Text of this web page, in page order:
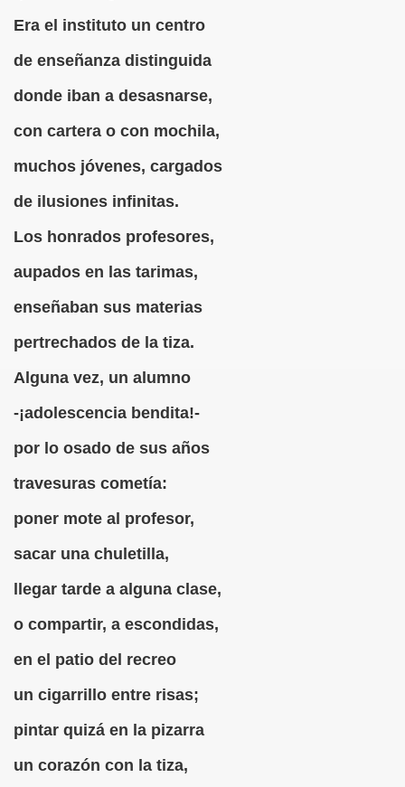
Era el instituto un centro
de enseñanza distinguida
donde iban a desasnarse,
con cartera o con mochila,
muchos jóvenes, cargados
de ilusiones infinitas.
Los honrados profesores,
aupados en las tarimas,
enseñaban sus materias
pertrechados de la tiza.
Alguna vez, un alumno
-¡adolescencia bendita!-
por lo osado de sus años
travesuras cometía:
poner mote al profesor,
sacar una chuletilla,
llegar tarde a alguna clase,
o compartir, a escondidas,
en el patio del recreo
un cigarrillo entre risas;
pintar quizá en la pizarra
un corazón con la tiza,
Blanco)
Boccaccio, El Decamerón)
Siglo XVII, Anónimo)
de Favara (Josep Bernat i Baldoví, en valencià)
(Alfred de Musset)
Ruiz de Ríos)
de Puerto Rico (Anónimo)
de las Adivinanzas
Culo (Francisco de Quevedo)